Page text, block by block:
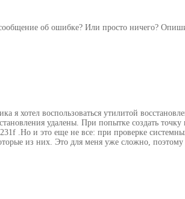
об ошибке? Или просто ничего?
я хотел воспользоваться утилитой
удалены. При попытке создать
.Но и это еще не все: при проверке
из них. Это для меня уже сложно, поэтому